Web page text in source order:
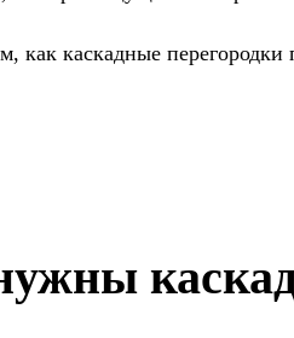
как каскадные